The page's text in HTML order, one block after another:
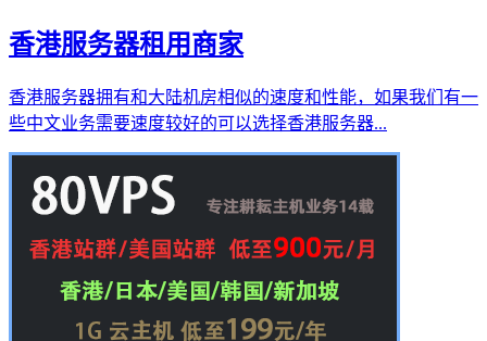
香港服务器租用商家
香港服务器拥有和大陆机房相似的速度和性能，如果我们有一
些中文业务需要速度较好的可以选择香港服务器...